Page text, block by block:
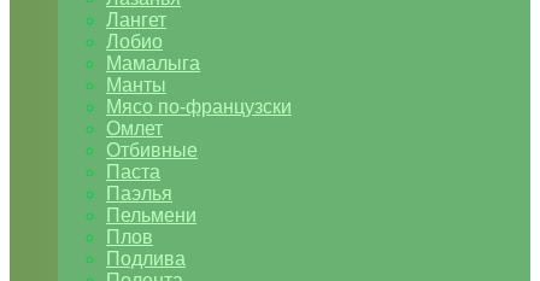
Лангет
Лобио
Мамалыга
Манты
Мясо по-французски
Омлет
Отбивные
Паста
Паэлья
Пельмени
Плов
Подлива